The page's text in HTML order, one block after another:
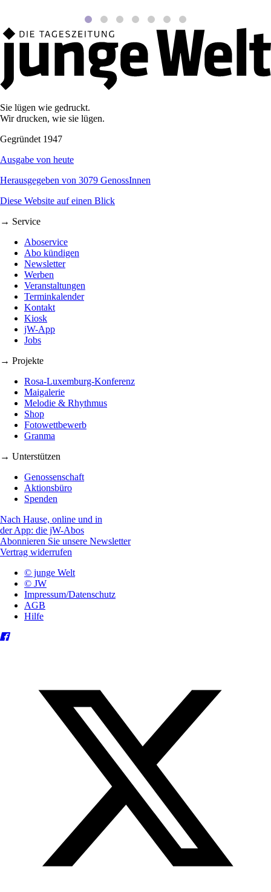
Sie lügen wie gedruckt.
Wir drucken, wie sie lügen.
Gegründet 1947
Ausgabe von heute
Herausgegeben von 3079 GenossInnen
Diese Website auf einen Blick
→ Service
Aboservice
Abo kündigen
Newsletter
Werben
Veranstaltungen
Terminkalender
Kontakt
Kiosk
jW-App
Jobs
→ Projekte
Rosa-Luxemburg-Konferenz
Maigalerie
Melodie & Rhythmus
Shop
Fotowettbewerb
Granma
→ Unterstützen
Genossenschaft
Aktionsbüro
Spenden
Nach Hause, online und in
der App: die jW-Abos
Abonnieren Sie unsere Newsletter
Vertrag widerrufen
© junge Welt
© JW
Impressum/Datenschutz
AGB
Hilfe